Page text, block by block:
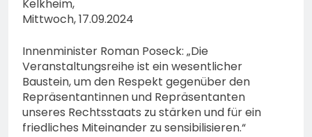
Kelkheim,
Mittwoch, 17.09.2024
Innenminister Roman Poseck: „Die
Veranstaltungsreihe ist ein wesentlicher
Baustein, um den Respekt gegenüber den
Repräsentantinnen und Repräsentanten
unseres Rechtsstaats zu stärken und für ein
friedliches Miteinander zu sensibilisieren.“